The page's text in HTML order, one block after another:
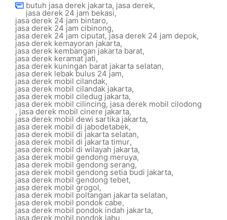
butuh jasa derek jakarta, jasa derek,
jasa derek 24 jam bekasi,
jasa derek 24 jam bintaro,
jasa derek 24 jam cibinong,
jasa derek 24 jam ciputat,jasa derek 24 jam depok,
jasa derek kemayoran jakarta,
jasa derek kembangan jakarta barat,
jasa derek keramat jati,
jasa derek kuningan barat jakarta selatan,
jasa derek lebak bulus 24 jam,
jasa derek mobil cilandak,
jasa derek mobil cilandak jakarta,
jasa derek mobil ciledug jakarta,
jasa derek mobil cilincing, jasa derek mobil cilodong
, jasa derek mobil cinere jakarta,
jasa derek mobil dewi sartika jakarta,
jasa derek mobil di jabodetabek,
jasa derek mobil di jakarta selatan,
jasa derek mobil di jakarta timur,
jasa derek mobil di wilayah jakarta,
jasa derek mobil gendong meruya,
jasa derek mobil gendong serang,
jasa derek mobil gendong setia budi jakarta,
jasa derek mobil gendong tebet,
jasa derek mobil grogol,
jasa derek mobil poltangan jakarta selatan,
jasa derek mobil pondok cabe,
jasa derek mobil pondok indah jakarta,
jasa derek mobil pondok labu,